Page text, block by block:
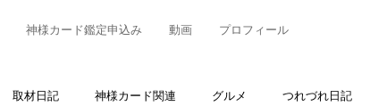
神様カード鑑定申込み 動画 プロフィール
取材日記 神様カード関連 グルメ つれづれ日記